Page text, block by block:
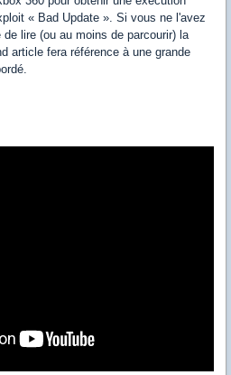
« Bad Update ». Si vous ne l'avez
lire (ou au moins de parcourir) la
article fera référence à une grande